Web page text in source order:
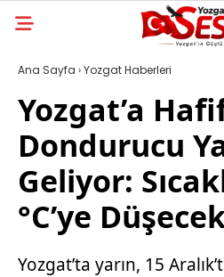
Ana Sayfa ›Yozgat Haberleri
Yozgat’a
Dondurucu
Geliyor:
°C’ye
Yozgat’ta yarın, 15